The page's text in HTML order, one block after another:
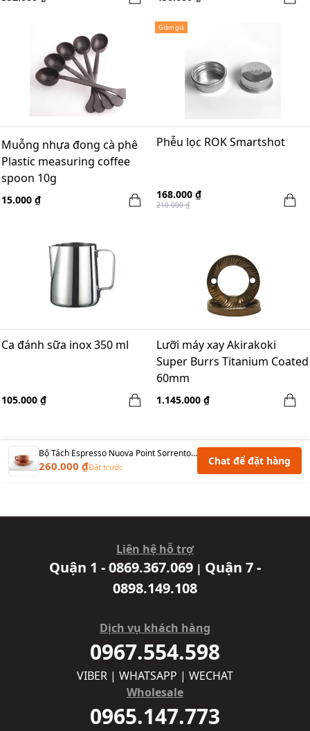
Muỗng nhựa đong cà phê
Plastic measuring coffee
spoon 10g
15.000 ₫
Giảm giá
Phễu lọc ROK Smartshot
168.000 ₫
210.000 ₫
Ca đánh sữa inox 350 ml
105.000 ₫
Lưỡi máy xay Akirakoki
Super Burrs Titanium Coated
60mm
1.145.000 ₫
Bộ Tách Espresso Nuova Point Sorrento 60ml Nâu
260.000 ₫Đặt trước Chat để đặt hàng
Liên hệ hỗ trợ
Quận 1 - 0869.367.069 | Quận 7 -
0898.149.108
Dịch vụ khách hàng
0967.554.598
VIBER | WHATSAPP | WECHAT
Wholesale
0965.147.773